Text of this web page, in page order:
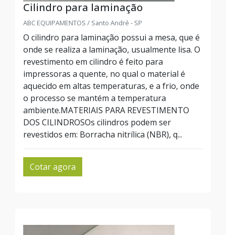
Cilindro para laminação
ABC EQUIPAMENTOS / Santo André - SP
O cilindro para laminação possui a mesa, que é
onde se realiza a laminação, usualmente lisa. O
revestimento em cilindro é feito para
impressoras a quente, no qual o material é
aquecido em altas temperaturas, e a frio, onde
o processo se mantém a temperatura
ambiente.MATERIAIS PARA REVESTIMENTO
DOS CILINDROSOs cilindros podem ser
revestidos em: Borracha nitrílica (NBR), q...
Cotar agora